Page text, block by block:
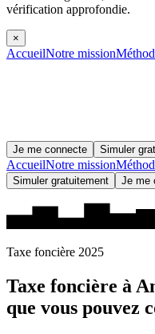
vérification approfondie.
×
AccueilNotre mission
Je me connecte Simuler
AccueilNotre mission
Simuler gratuitement Je me
Taxe foncière 2025
Taxe foncière à
que vous pouvez